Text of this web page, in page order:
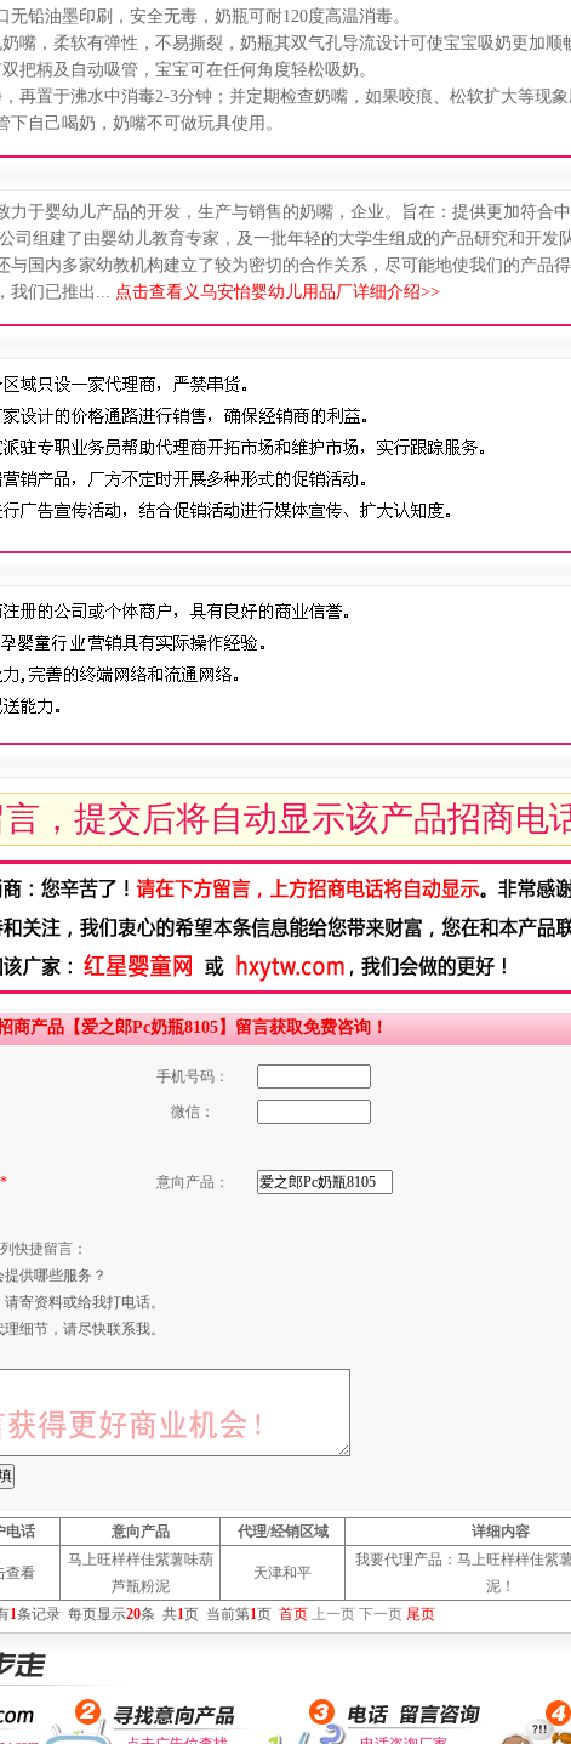
铅油墨印刷，安全无毒，奶瓶可耐120度高温消毒。
嘴，柔软有弹性，不易撕裂，奶瓶其双气孔导流设计可使宝宝吸奶更加顺
把柄及自动吸管，宝宝可在任何角度轻松吸奶。
再置于沸水中消毒2-3分钟；并定期检查奶嘴，如果咬痕、松软扩大等现
自己喝奶，奶嘴不可做玩具使用。
力于婴幼儿产品的开发，生产与销售的奶嘴，企业。旨在：提供更加符合
司组建了由婴幼儿教育专家，及一批年轻的大学生组成的产品研究和开发
与国内多家幼教机构建立了较为密切的合作关系，尽可能地使我们的产品
我们已推出... 点击查看义乌安怡婴幼儿用品厂详细介绍>>
，提交后将自动显示该产品招商电
商产品【爱之郎Pc奶瓶8105】留言获取免费咨询！
手机号码：
微信：
* 意向产品：
快捷留言：
供哪些服务？
寄资料或给我打电话。
细节，请尽快联系我。
电话 意向产品 代理/经销区域 详细内容
查看
马上旺样样佳紫薯味葫
芦瓶粉泥
天津和平
我要代理产品：马上旺样样佳紫
泥！
1条记录 每页显示20条 共1页 当前第1页 首页 上一页 下一页 尾页